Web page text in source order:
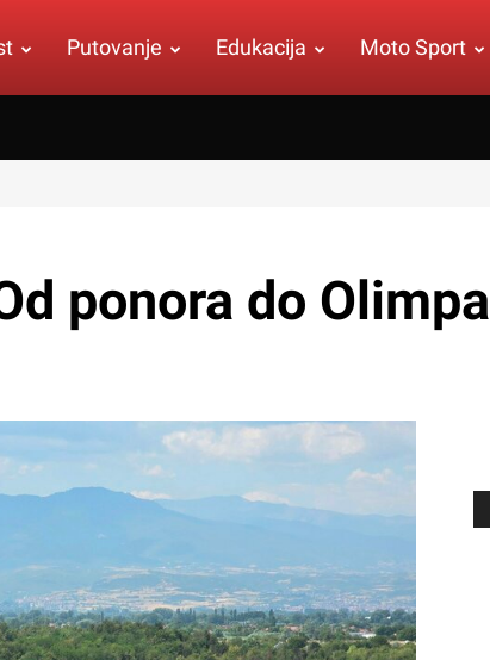
Putovanje Edukacija Moto Sport
ponora do Olimpa